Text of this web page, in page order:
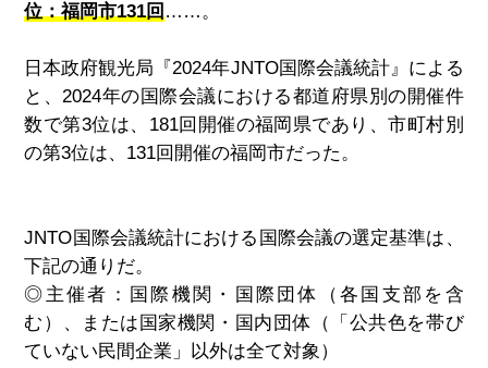
位：福岡市131回……。
日本政府観光局『2024年JNTO国際会議統計』による
と、2024年の国際会議における都道府県別の開催件
数で第3位は、 181回開催の福岡県であり、市町村別
の第3位は、 131回開催の福岡市だった。
JNTO国際会議統計における国際会議の選定基準は、
下記の通りだ。
◎ 主催者：国際機関・国際団体（各国支部を含
む）、または国家機関・国内団体（「公共色を帯び
ていない民間企業」以外は全て対象）